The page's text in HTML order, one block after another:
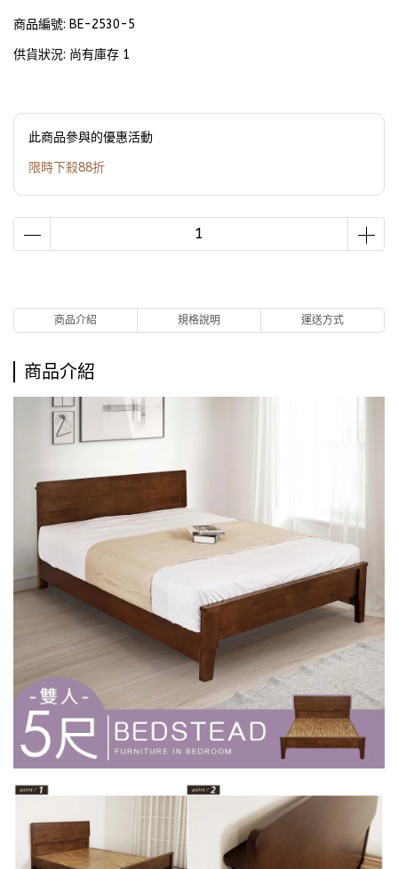
商品編號: BE-2530-5
供貨狀況: 尚有庫存 1
此商品參與的優惠活動
限時下殺88折
商品介紹 規格說明 運送方式
商品介紹